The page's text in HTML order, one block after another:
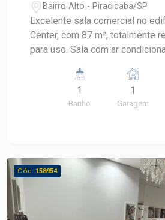
Bairro Alto - Piracicaba/SP
Excelente sala comercial no
Center, com 87 m², totalmente
para uso. Sala com ar condicionado, banheiro
praticidade para o seu negócio. Uma excelente
oportunidade para instalar sua
investir em um imóvel
1
Banho
1
Garagem
Cód. 158954